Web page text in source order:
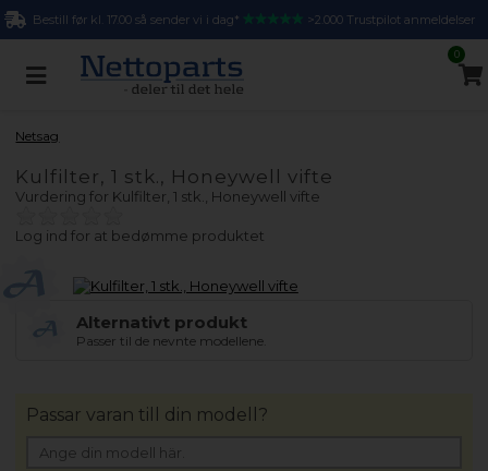
Bestill før kl. 17.00 så sender vi i dag* >2.000 Trustpilot anmeldelser
0
Netsag
Kulfilter, 1 stk., Honeywell vifte
Vurdering for Kulfilter, 1 stk., Honeywell vifte
Log ind for at bedømme produktet
Alternativt produkt
Passer til de nevnte modellene.
Passar varan till din modell?